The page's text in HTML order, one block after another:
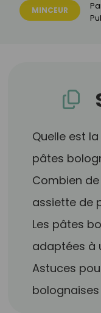
MINCEUR
Quelle est
pâtes
Combien
assiette de
Les pâtes
adaptées à
Astuces